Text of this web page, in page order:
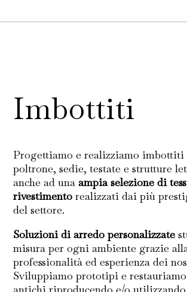
Imbottiti
Progettiamo e realizziamo
poltrone, sedie, testate e strutture
anche ad unaampia selezione di
rivestimento realizzati dai più
del settore.
Soluzioni di arredo personalizzate
misura per ogni ambiente grazie
professionalità ed esperienza dei
Sviluppiamo prototipi e
antichi riproducendo e/o